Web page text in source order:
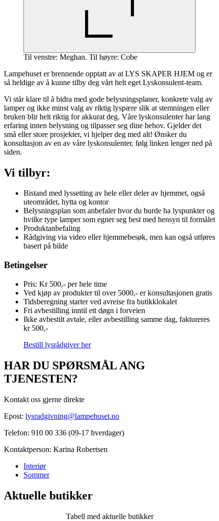
Til venstre: Meghan. Til høyre: Cobe
Lampehuset er brennende opptatt av at LYS SKAPER HJEM og er
så heldige av å kunne tilby deg vårt helt eget Lyskonsulent-team.
Vi står klare til å bidra med gode belysningsplaner, konkrete valg av
lamper og ikke minst valg av riktig lyspære slik at stemningen eller
bruken blir helt riktig for akkurat deg. Våre lyskonsulenter har lang
erfaring innen belysning og tilpasser seg dine behov. Gjelder det
små eller store prosjekter, vi hjelper deg med alt! Ønsker du
konsultasjon av en av våre lyskonsulenter, følg linken lenger ned på
siden.
Vi tilbyr:
Bistand med lyssetting av hele eller deler av hjemmet, også
uteområdet, hytta og kontor
Belysningsplan som anbefaler hvor du burde ha lyspunkter og
hvilke type lamper som egner seg best med hensyn til formålet
Produktanbefaling
Rådgiving via video eller hjemmebesøk, men kan også utføres
basert på bilde
Betingelser
Pris: Kr 500,- per hele time
Ved kjøp av produkter til over 5000,- er konsultasjonen gratis
Tidsberegning starter ved avreise fra butikklokalet
Fri avbestilling inntil ett døgn i forveien
Ikke avbestilt avtale, eller avbestilling samme dag, faktureres
kr 500,-
Bestill lysrådgiver her
HAR DU SPØRSMÅL ANG
TJENESTEN?
Kontakt oss gjerne direkte
Epost: lysradgivning@lampehuset.no
Telefon: 910 00 336 (09-17 hverdager)
Kontaktperson: Karina Robertsen
Interiør
Sommer
Aktuelle butikker
Tabell med aktuelle butikker